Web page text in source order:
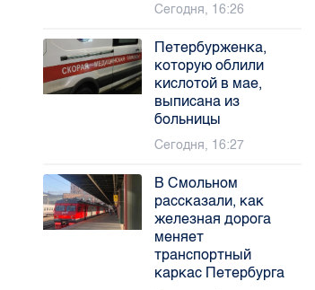
Сегодня, 16:26
Петербурженка,
которую облили
кислотой в мае,
выписана из
больницы
Сегодня, 16:27
В Смольном
рассказали, как
железная дорога
меняет
транспортный
каркас Петербурга